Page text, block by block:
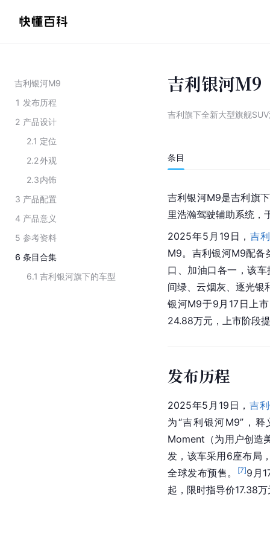
吉利银河M9
1 发布历程
2 产品设计
2.1 定位
2.2外观
2.3内饰
3 产品配置
4 产品意义
5 参考资料
6 条目合集
6.1 吉利银河旗下的车型
吉利银河M9
吉利旗下全新大型旗舰
条目
吉利银河M9是吉利旗
里浩瀚驾驶辅助系统
2025年5月19日，吉
M9。吉利银河M9配备
口、加油口各一，该
间绿、云烟灰、逐光银
银河M9于9月17日上
24.88万元，上市阶段
发布历程
2025年5月19日， 吉
为“吉利银河M9”，
Moment（为用户创造
发，该车采用6座布局
全球发布预售。
[7]9月
起，限时指导价17.38